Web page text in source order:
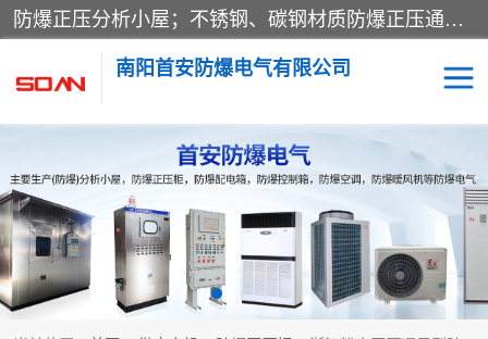
防爆正压分析小屋；不锈钢、碳钢材质防爆正压通风柜，分上下、左右、外挂三种款式；立式、挂式防爆配电柜体；不锈钢、碳钢防爆变频、磁力、星三角启动器；不锈钢、碳钢、铸铝防爆控制箱柜；可操作按键、多块式防爆仪表箱；多材质防爆接线箱；台式防爆电脑、防爆监视器。产品适配石油、化工、煤炭、电力、纺织、酿酒、航天、铁路、冶金、船舶、消防、市政等多行业工况使用。
南阳首安防爆电气有限公司
防爆小屋 防爆正压柜
防爆空调 防爆配电箱
防爆控制箱 防爆接线箱